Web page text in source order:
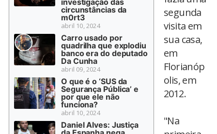
investigação das
circunstâncias da
m0rt3
abril 10, 2024
Carro usado por
quadrilha que explodiu
banco era do deputado
Da Cunha
abril 09, 2024
O que é o ‘SUS da
Segurança Pública’ e
por que ele não
funciona?
abril 10, 2024
Daniel Alves: Justiça
segunda
visita em
sua casa,
em
Florianóp
olis, em
2012.
"Na